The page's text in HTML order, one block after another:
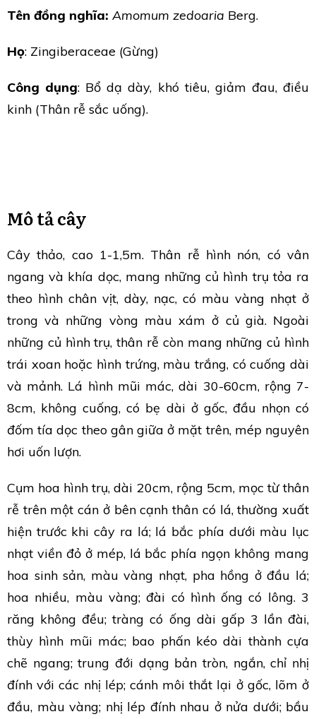
Tên đồng nghĩa: Amomum zedoaria Berg.
Họ: Zingiberaceae (Gừng)
Công dụng: Bổ dạ dày, khó tiêu, giảm đau, điều
kinh (Thân rễ sắc uống).
Mô tả cây
Cây thảo, cao 1-1,5m. Thân rễ hình nón, có vân
ngang và khía dọc, mang những củ hình trụ tỏa ra
theo hình chân vịt, dày, nạc, có màu vàng nhạt ở
trong và những vòng màu xám ở củ già. Ngoài
những củ hình trụ, thân rễ còn mang những củ hình
trái xoan hoặc hình trứng, màu trắng, có cuống dài
và mảnh. Lá hình mũi mác, dài 30-60cm, rộng 7-
8cm, không cuống, có bẹ dài ở gốc, đầu nhọn có
đốm tía dọc theo gân giữa ở mặt trên, mép nguyên
hơi uốn lượn.
Cụm hoa hình trụ, dài 20cm, rộng 5cm, mọc từ thân
rễ trên một cán ở bên cạnh thân có lá, thường xuất
hiện trước khi cây ra lá; lá bắc phía dưới màu lục
nhạt viền đỏ ở mép, lá bắc phía ngọn không mang
hoa sinh sản, màu vàng nhạt, pha hồng ở đầu lá;
hoa nhiều, màu vàng; đài có hình ống có lông. 3
răng không đều; tràng có ống dài gấp 3 lần đài,
thùy hình mũi mác; bao phấn kéo dài thành cựa
chẽ ngang; trung đới dạng bản tròn, ngắn, chỉ nhị
đính với các nhị lép; cánh môi thắt lại ở gốc, lõm ở
đầu, màu vàng; nhị lép đính nhau ở nửa dưới; bầu